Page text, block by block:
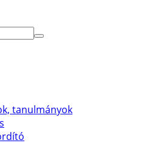
tanulmányok